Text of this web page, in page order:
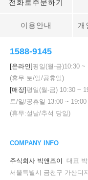
전화로주문하기
이용안내 개
1588-9145
[온라인] 평일(월-금)10:30 ~
(휴무:토/일/공휴일)
[매장] 평일(월-금) 10:30 ~
토/일/공휴일 13:00 ~ 19:00
(휴무:설날/추석 당일)
COMPANY INFO
주식회사 빅앤조이
대표
서울특별시 금천구 가산디